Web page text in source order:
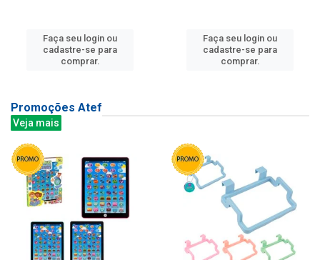
Faça seu login ou
cadastre-se para
comprar.
Faça seu login ou
cadastre-se para
comprar.
Promoções Atef
Veja mais